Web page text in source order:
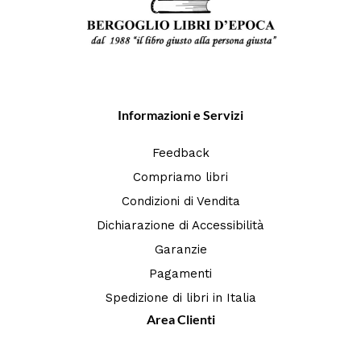
Informazioni e Servizi
Feedback
Compriamo libri
Condizioni di Vendita
Dichiarazione di Accessibilità
Garanzie
Pagamenti
Spedizione di libri in Italia
Area Clienti